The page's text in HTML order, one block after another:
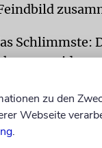
Schlimmste:
unsere
Mit-
zu den
Webseite
.